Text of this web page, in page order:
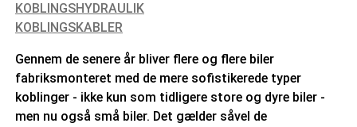
KOBLINGSHYDRAULIK
KOBLINGSKABLER
Gennem de senere år bliver flere og flere biler
fabriksmonteret med de mere sofistikerede typer
koblinger - ikke kun som tidligere store og dyre biler -
men nu også små biler. Det gælder såvel de